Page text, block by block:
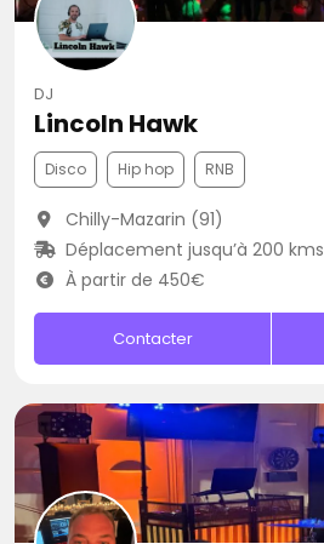
DJ
Lincoln Hawk
Disco Hip hop RNB
Chilly-Mazarin (91)
Déplacement jusqu’à 200 kms
À partir de 450€
Contacter